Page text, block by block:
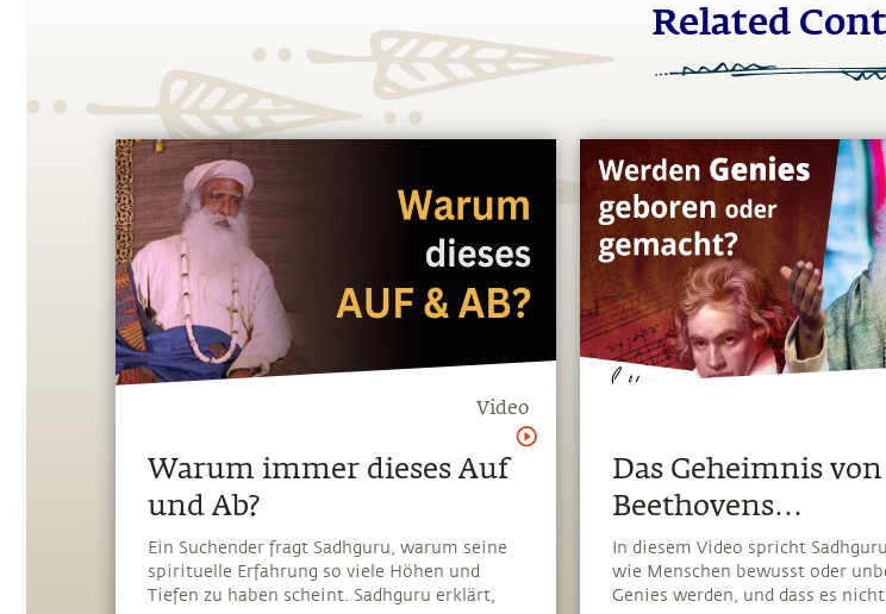
Related
Video
Warum immer dieses Auf
und Ab?
Ein Suchender fragt Sadhguru, warum seine
spirituelle Erfahrung so viele Höhen und
Tiefen zu haben scheint. Sadhguru erklärt,
Das Geheimnis von
Beethovens
musikalischem
In diesem Video spricht
wie Menschen bewusst oder
Genies werden, und dass es